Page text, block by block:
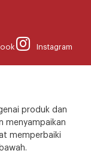
Instagram
produk dan
menyampaikan
memperbaiki